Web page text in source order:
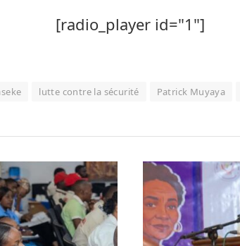
[radio_player id="1"]
lutte contre la sécurité Patrick Muyaya